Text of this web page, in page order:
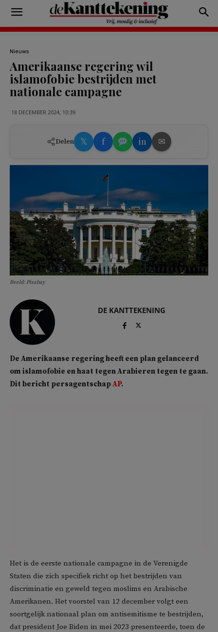
Nieuws
Amerikaanse regering wil
islamofobie bestrijden met
nationale campagne
18 DECEMBER 2024, 10:39
Delen 𝕏 f in ✉
Beeld: Pixabay
DE KANTTEKENING
De Amerikaanse regering heeft een plan gelanceerd
om islamofobie en haat tegen Arabieren tegen te gaan.
Dit bericht persagentschapAP.
Het is de eerste nationale campagne in de Verenigde
Staten die zich specifiek richt op het bestrijden van
discriminatie en geweld tegen moslims en Arabische
Amerikanen. Het voorstel van 12 december volgt een
soortgelijk nationaal plan om antisemitisme te bestrijden,
dat president Joe Biden in mei 2023 presenteerde, toen de